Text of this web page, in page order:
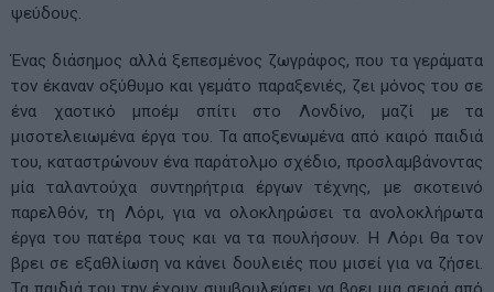
ψεύδους.
Ένας διάσημος αλλά ξεπεσμένος ζωγράφος, που τα γεράματα
τον έκαναν οξύθυμο και γεμάτο παραξενιές, ζει μόνος του σε
ένα χαοτικό μποέμ σπίτι στο Λονδίνο, μαζί με τα
μισοτελειωμένα έργα του. Τα αποξενωμένα από καιρό παιδιά
του, καταστρώνουν ένα παράτολμο σχέδιο, προσλαμβάνοντας
μία ταλαντούχα συντηρήτρια έργων τέχνης, με σκοτεινό
παρελθόν, τη Λόρι, για να ολοκληρώσει τα ανολοκλήρωτα
έργα του πατέρα τους και να τα πουλήσουν. Η Λόρι θα τον
βρει σε εξαθλίωση να κάνει δουλειές που μισεί για να ζήσει.